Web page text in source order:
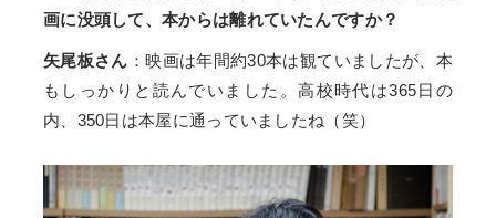
画に没頭して、本からは離れていたんですか？
矢尾板さん ：映画は年間約30本は観ていましたが、本
もしっかりと読んでいました。高校時代は365日の
内、350日は本屋に通っていましたね（笑）